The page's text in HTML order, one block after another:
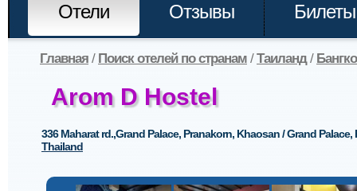
Отели Отзывы Билеты
Главная / Поиск отелей по странам /Таиланд/
Arom D Hostel
336 Maharat rd.,Grand Palace, Pranakorn, Khaosan / Grand Palace,
Thailand